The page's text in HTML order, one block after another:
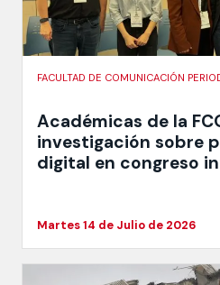
FACULTAD DE COMUNICACIÓN
Académicas de la
investigación sobre
digital en congreso
Martes 14 de Julio de 2026